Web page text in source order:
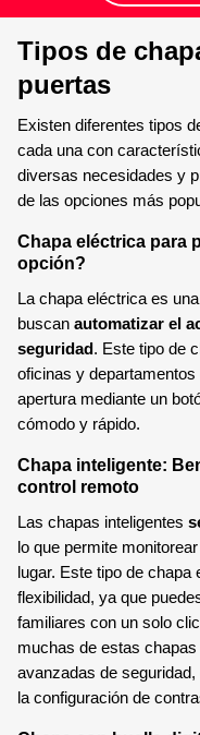
Tipos de
puertas
Existen diferentes tipos
cada una con
diversas necesidades y
de las opciones más
Chapa eléctrica para
opción?
La chapa eléctrica es
buscan automatizar el
seguridad. Este tipo de
oficinas y
apertura mediante un
cómodo y rápido.
Chapa inteligente:
control remoto
Las chapas inteligentes
lo que permite
lugar. Este tipo de
flexibilidad, ya que
familiares con un solo
muchas de estas
avanzadas de
la configuración de